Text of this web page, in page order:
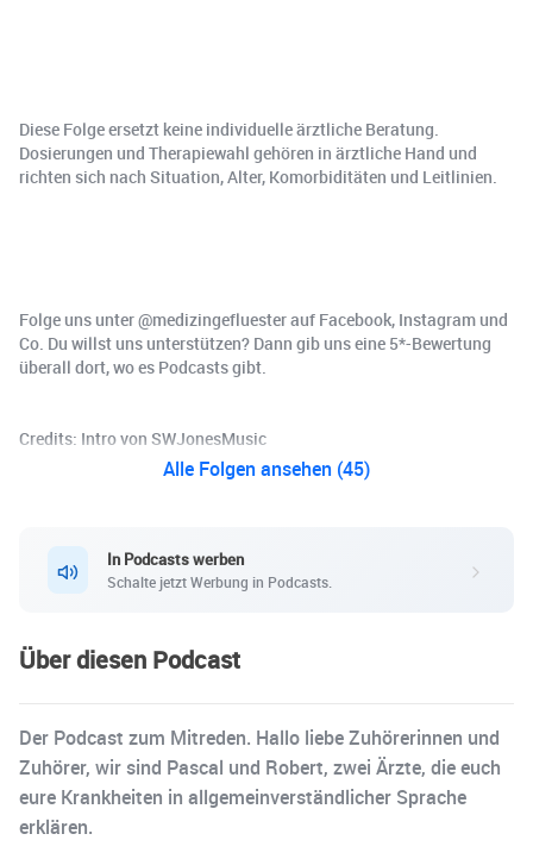
Diese Folge ersetzt keine individuelle ärztliche Beratung.
Dosierungen und Therapiewahl gehören in ärztliche Hand und
richten sich nach Situation, Alter, Komorbiditäten und Leitlinien.
Folge uns unter @medizingefluester auf Facebook, Instagram und
Co. Du willst uns unterstützen? Dann gib uns eine 5*-Bewertung
überall dort, wo es Podcasts gibt.
Credits: Intro von SWJonesMusic
Alle Folgen ansehen (45)
In Podcasts werben
Schalte jetzt Werbung in Podcasts.
Über diesen Podcast
Der Podcast zum Mitreden. Hallo liebe Zuhörerinnen und
Zuhörer, wir sind Pascal und Robert, zwei Ärzte, die euch
eure Krankheiten in allgemeinverständlicher Sprache
erklären.